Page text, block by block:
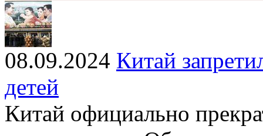
08.09.2024 Китай
детей
Китай официально